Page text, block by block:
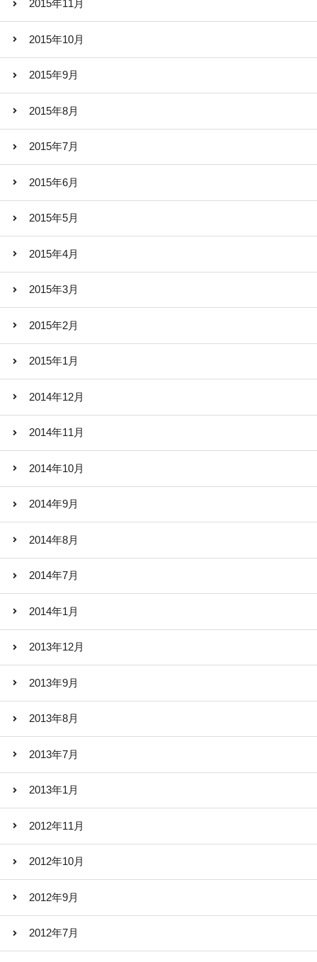
2015年11月
2015年10月
2015年9月
2015年8月
2015年7月
2015年6月
2015年5月
2015年4月
2015年3月
2015年2月
2015年1月
2014年12月
2014年11月
2014年10月
2014年9月
2014年8月
2014年7月
2014年1月
2013年12月
2013年9月
2013年8月
2013年7月
2013年1月
2012年11月
2012年10月
2012年9月
2012年7月